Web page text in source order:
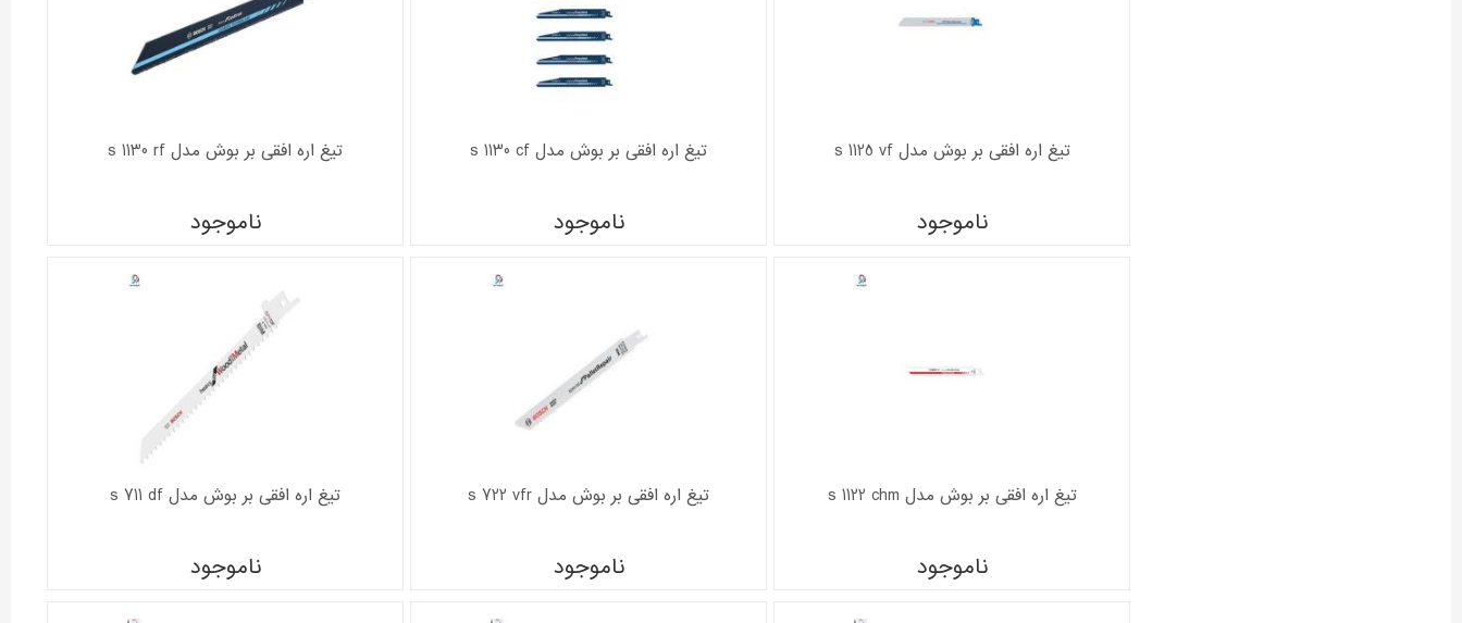
تیغ اره افقی بر بوش مدل s 1125 vf
ناموجود
تیغ اره افقی بر بوش مدل s 1130 cf
ناموجود
تیغ اره افقی بر بوش مدل s 1130 rf
ناموجود
تیغ اره افقی بر بوش مدل s 1122 chm
ناموجود
تیغ اره افقی بر بوش مدل s 722 vfr
ناموجود
تیغ اره افقی بر بوش مدل s 711 df
ناموجود